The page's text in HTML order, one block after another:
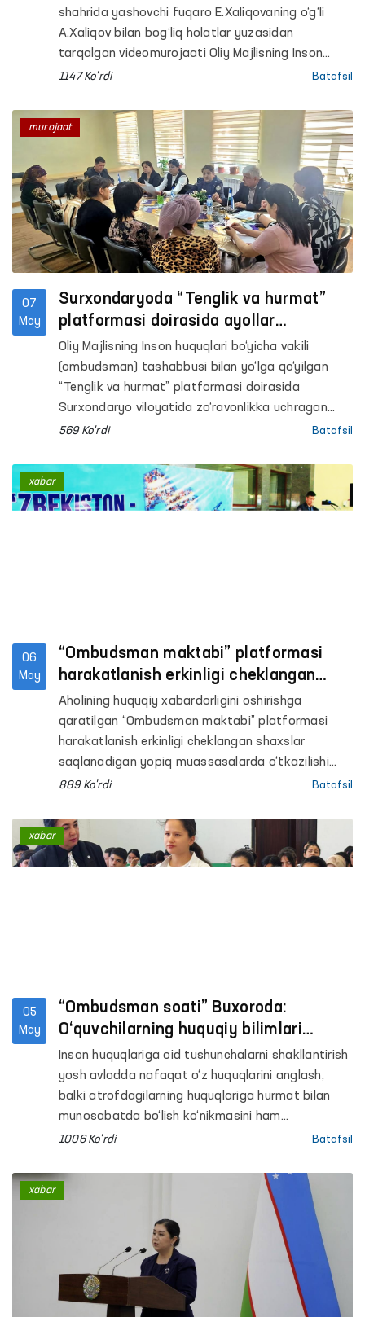
shahrida yashovchi fuqaro E.Xaliqovaning o‘g‘li
A.Xaliqov bilan bog‘liq holatlar yuzasidan
tarqalgan videomurojaati Oliy Majlisning Inson
huquqlari bo‘yicha vakili (ombudsman) tomonidan
1147 Ko'rdi Batafsil
07
May
Surxondaryoda “Tenglik va hurmat”
platformasi doirasida ayollar
murojaatlari hal etildi
Oliy Majlisning Inson huquqlari bo‘yicha vakili
(ombudsman) tashabbusi bilan yo‘lga qo‘yilgan
“Tenglik va hurmat” platformasi doirasida
Surxondaryo viloyatida zo‘ravonlikka uchragan
ayollar bilan muloqot qilindi.
569 Ko'rdi Batafsil
murojaat
06
May
“Ombudsman maktabi” platformasi
harakatlanish erkinligi cheklangan
shaxslar saqlanadigan yopiq
muassasalarda davom etmoqda
Aholining huquqiy xabardorligini oshirishga
qaratilgan “Ombudsman maktabi” platformasi
harakatlanish erkinligi cheklangan shaxslar
saqlanadigan yopiq muassasalarda o‘tkazilishi
davom etmoqda.
889 Ko'rdi Batafsil
xabar
05
May
“Ombudsman soati” Buxoroda:
O‘quvchilarning huquqiy bilimlari
mustahkamlanmoqda
Inson huquqlariga oid tushunchalarni shakllantirish
yosh avlodda nafaqat o‘z huquqlarini anglash,
balki atrofdagilarning huquqlariga hurmat bilan
munosabatda bo‘lish ko‘nikmasini ham
rivojlantiradi. Shu maqsadda mamlakatimizdagi
“Ombudsman soati” mashg‘ulotlari tizimli ravishda
yo‘lga qo‘yilmoqda.
1006 Ko'rdi Batafsil
xabar
xabar